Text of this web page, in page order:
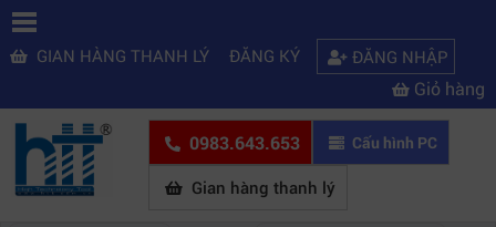
GIAN HÀNG THANH LÝ ĐĂNG KÝ ĐĂNG NHẬP
Giỏ hàng
0983.643.653 Cấu hình PC
Gian hàng thanh lý